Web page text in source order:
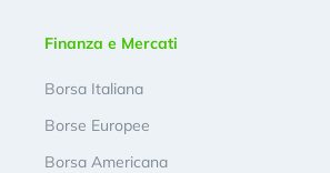
Finanza e Mercati
Borsa Italiana
Borse Europee
Borsa Americana